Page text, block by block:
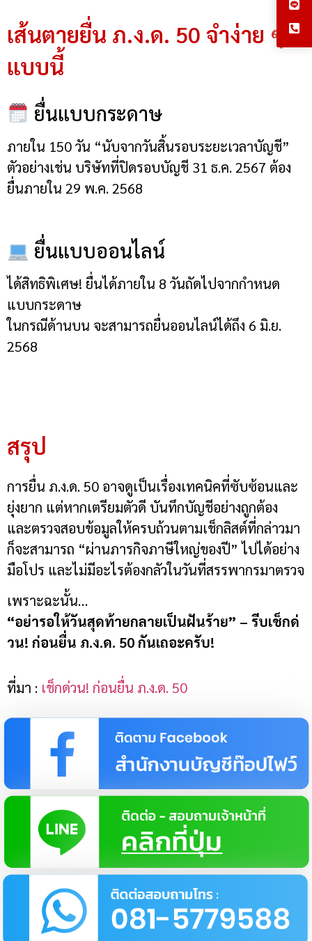
เส้นตายยื่น ภ.ง.ด. 50 จำง่าย ๆ
แบบนี้
ยื่นแบบกระดาษ
ภายใน 150 วัน “นับจากวันสิ้นรอบระยะเวลาบัญชี”
ตัวอย่างเช่น บริษัทที่ปิดรอบบัญชี 31 ธ.ค. 2567 ต้อง
ยื่นภายใน 29 พ.ค. 2568
ยื่นแบบออนไลน์
ได้สิทธิพิเศษ! ยื่นได้ภายใน 8 วันถัดไปจากกำหนด
แบบกระดาษ
ในกรณีด้านบน จะสามารถยื่นออนไลน์ได้ถึง 6 มิ.ย.
2568
สรุป
การยื่น ภ.ง.ด. 50 อาจดูเป็นเรื่องเทคนิคที่ซับซ้อนและ
ยุ่งยาก แต่หากเตรียมตัวดี บันทึกบัญชีอย่างถูกต้อง
และตรวจสอบข้อมูลให้ครบถ้วนตามเช็กลิสต์ที่กล่าวมา
ก็จะสามารถ “ผ่านภารกิจภาษีใหญ่ของปี” ไปได้อย่าง
มือโปร และไม่มีอะไรต้องกลัวในวันที่สรรพากรมาตรวจ
เพราะฉะนั้น…
“อย่ารอให้วันสุดท้ายกลายเป็นฝันร้าย” – รีบเช็กด่
วน! ก่อนยื่น ภ.ง.ด. 50 กันเถอะครับ!
ที่มา : เช็กด่วน! ก่อนยื่น ภ.ง.ด. 50